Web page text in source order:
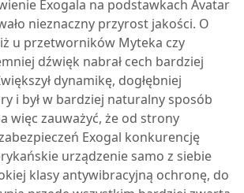
Exogala na podstawkach Avatar
nieznaczny przyrost jakości. O
u przetworników Myteka czy
dźwięk nabrał cech bardziej
dynamikę, dogłębniej
i był w bardziej naturalny sposób
więc zauważyć, że od strony
Exogal konkurencję
urządzenie samo z siebie
klasy antywibracyjną ochronę, do